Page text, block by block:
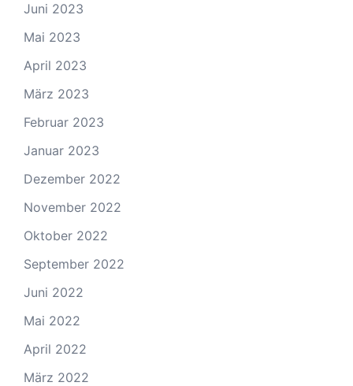
Juni 2023
Mai 2023
April 2023
März 2023
Februar 2023
Januar 2023
Dezember 2022
November 2022
Oktober 2022
September 2022
Juni 2022
Mai 2022
April 2022
März 2022